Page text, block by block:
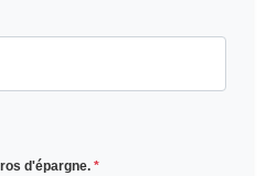
d'épargne. *